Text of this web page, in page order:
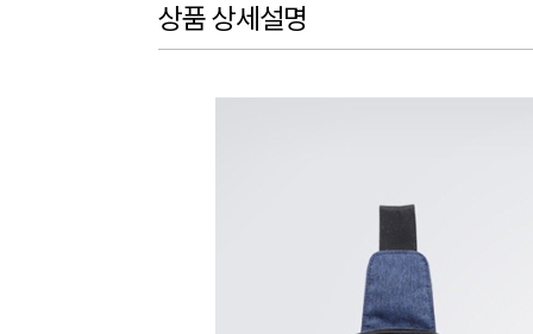
상품 상세설명